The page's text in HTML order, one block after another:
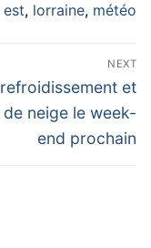
, lorraine, météo
NEXT
et
neige le week-
end prochain